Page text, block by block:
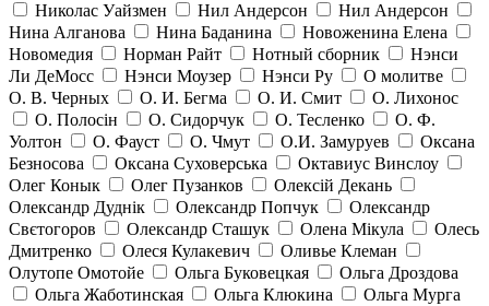
Николас Уайзмен
Нил Андерсон
Нил Андерсон
Нина Алганова
Нина Баданина
Новоженина Елена
Новомедия
Норман Райт Нотный сборник
Нэнси
Ли ДеМосс
Нэнси Моузер Нэнси Ру
О молитве
О. В. Черных
О. И. Бегма О. И. Смит
О. Лихонос
О. Полосін
О. Сидорчук О. Тесленко
О. Ф.
Уолтон
О. Фауст О. Чмут О.И. Замуруев
Оксана
Безносова
Оксана Суховерська
Октавиус Винслоу
Олег Конык
Олег Пузанков
Олексій Декань
Олександр Дуднік
Олександр Попчук
Олександр
Свєтогоров
Олександр Сташук Олена Мікула
Олесь
Дмитренко
Олеся Кулакевич
Оливье Клеман
Олутопе Омотойе
Ольга Буковецкая
Ольга Дроздова
Ольга Жаботинская
Ольга Клюкина
Ольга Мурга